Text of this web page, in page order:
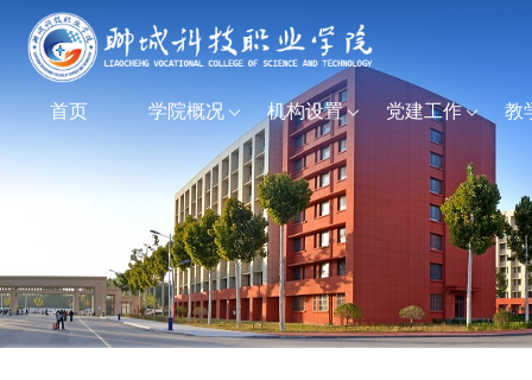
首页 学院概况 机构设置 党建工作 教